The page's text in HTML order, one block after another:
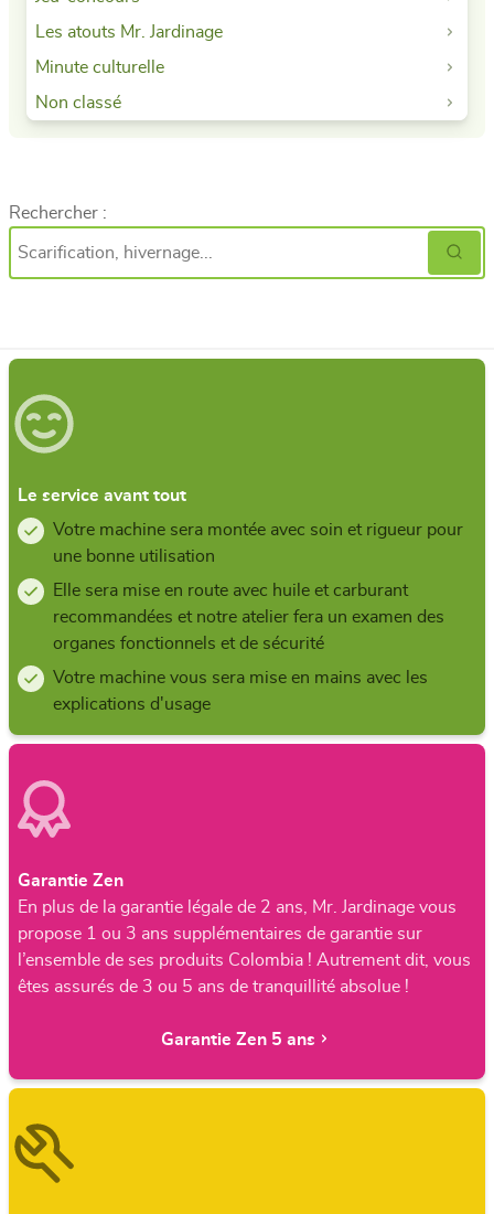
Les atouts Mr. Jardinage
Minute culturelle
Non classé
Rechercher :
Le service avant tout
Votre machine sera montée avec soin et rigueur pour
une bonne utilisation
Elle sera mise en route avec huile et carburant
recommandées et notre atelier fera un examen des
organes fonctionnels et de sécurité
Votre machine vous sera mise en mains avec les
explications d'usage
Garantie Zen
En plus de la garantie légale de 2 ans, Mr. Jardinage vous
propose 1 ou 3 ans supplémentaires de garantie sur
l’ensemble de ses produits Colombia ! Autrement dit, vous
êtes assurés de 3 ou 5 ans de tranquillité absolue !
Garantie Zen 5 ans